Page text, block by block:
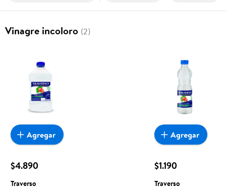
Vinagre incoloro (2)
$4.890
Traverso
Agregar
$1.190
Traverso
Agregar